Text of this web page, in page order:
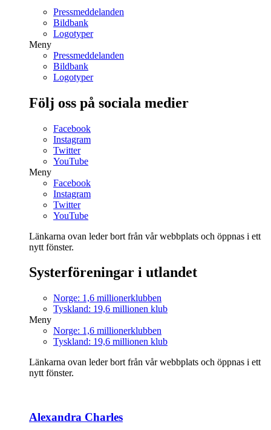
Pressmeddelanden
Bildbank
Logotyper
Meny
Pressmeddelanden
Bildbank
Logotyper
Följ oss på sociala medier
Facebook
Instagram
Twitter
YouTube
Meny
Facebook
Instagram
Twitter
YouTube
Länkarna ovan leder bort från vår webbplats och öppnas i ett
nytt fönster.
Systerföreningar i utlandet
Norge: 1,6 millionerklubben
Tyskland: 19,6 millionen klub
Meny
Norge: 1,6 millionerklubben
Tyskland: 19,6 millionen klub
Länkarna ovan leder bort från vår webbplats och öppnas i ett
nytt fönster.
Alexandra Charles